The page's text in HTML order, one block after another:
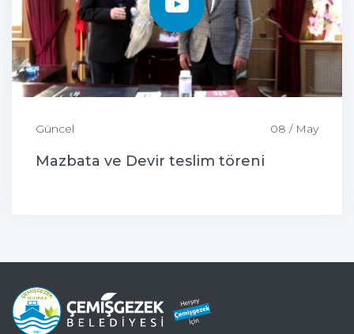
Güncel 08 / May
Mazbata ve Devir teslim töreni